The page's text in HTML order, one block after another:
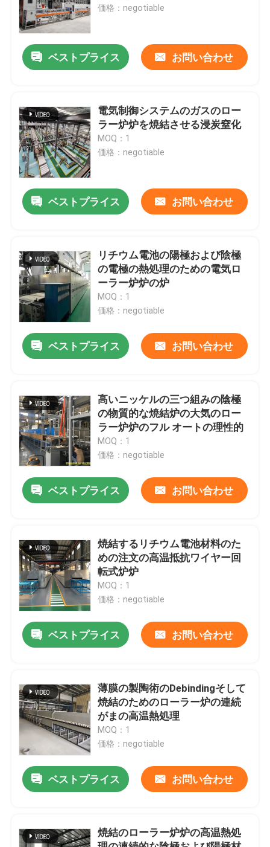
家
私達について
工場旅行
品質管理
ニュース
場合
引用を要求しなさい
プッシャー炉
価格：negotiable
ベストプライス お問い合わせ
電気制御システムのガスのロー
ラー炉炉を焼結させる浸炭窒化
MOQ：1
価格：negotiable
ベストプライス お問い合わせ
リチウム電池の陽極および陰極
の電極の熱処理のための電気ロ
ーラー炉炉の炉
MOQ：1
価格：negotiable
ベストプライス お問い合わせ
高いニッケルの三つ組みの陰極
の物質的な焼結炉の大気のロー
ラー炉炉のフル オートの理性的
MOQ：1
価格：negotiable
ベストプライス お問い合わせ
焼結するリチウム電池材料のた
めの注文の高温抵抗ワイヤー回
転式炉炉
MOQ：1
価格：negotiable
ベストプライス お問い合わせ
薄膜の製陶術のDebindingそして
焼結のためのローラー炉の連続
がまの高温熱処理
MOQ：1
価格：negotiable
ベストプライス お問い合わせ
焼結のローラー炉炉の高温熱処